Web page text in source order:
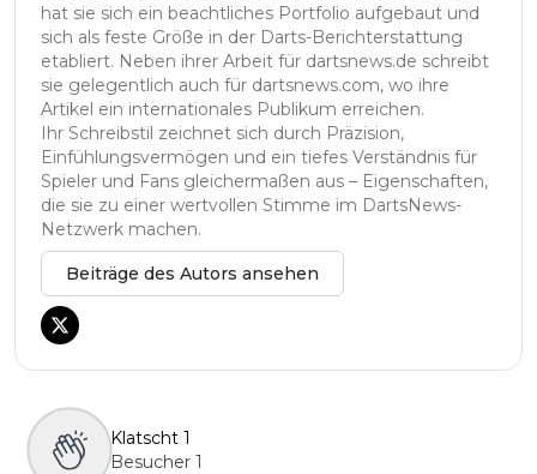
hat sie sich ein beachtliches Portfolio aufgebaut und
sich als feste Größe in der Darts-Berichterstattung
etabliert. Neben ihrer Arbeit für dartsnews.de schreibt
sie gelegentlich auch für dartsnews.com, wo ihre
Artikel ein internationales Publikum erreichen.
Ihr Schreibstil zeichnet sich durch Präzision,
Einfühlungsvermögen und ein tiefes Verständnis für
Spieler und Fans gleichermaßen aus – Eigenschaften,
die sie zu einer wertvollen Stimme im DartsNews-
Netzwerk machen.
Beiträge des Autors ansehen
Klatscht 1
Besucher 1